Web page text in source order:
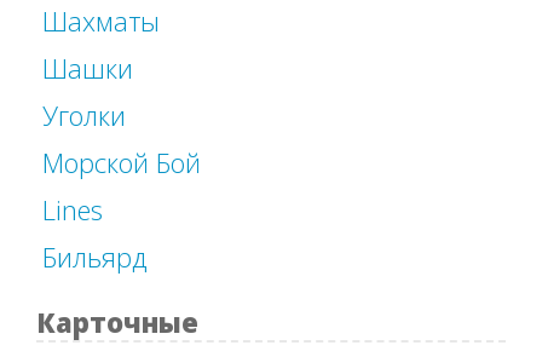
Шахматы
Шашки
Уголки
Морской Бой
Lines
Бильярд
Карточные